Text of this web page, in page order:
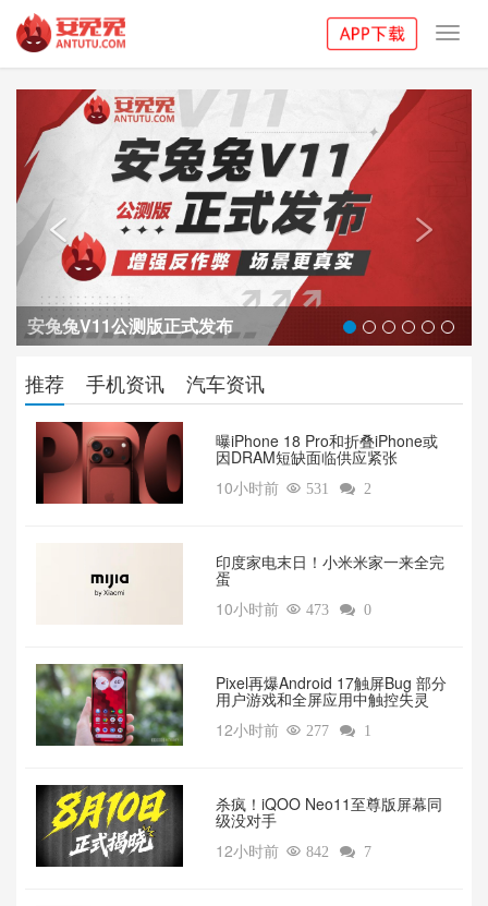
安兔兔V11公测版正式发布

Previous

推荐 手机资讯 汽车资讯
曝iPhone 18 Pro和折叠iPhone或
因DRAM短缺面临供应紧张
10小时前  531  2
印度家电末日！小米米家一来全完
蛋
10小时前  473  0
Pixel再爆Android 17触屏Bug 部分
用户游戏和全屏应用中触控失灵
12小时前  277  1
杀疯！iQOO Neo11至尊版屏幕同
级没对手
12小时前  842  7